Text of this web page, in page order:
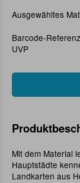
Ausgewähltes
Barcode-
UVP
Mit dem Material
Hauptstädte
Landkarten aus